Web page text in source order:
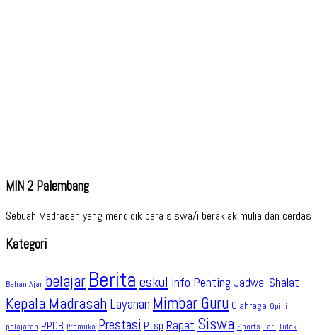
MIN 2 Palembang
Sebuah Madrasah yang mendidik para siswa/i beraklak mulia dan cerdas
Kategori
Bahan Ajar belajar Berita eskul Info Penting Jadwal Shalat
Kepala Madrasah Layanan Mimbar Guru Olahraga Opini
pelajaran PPDB Pramuka Prestasi Ptsp Rapat Siswa Sports Tari Tidak